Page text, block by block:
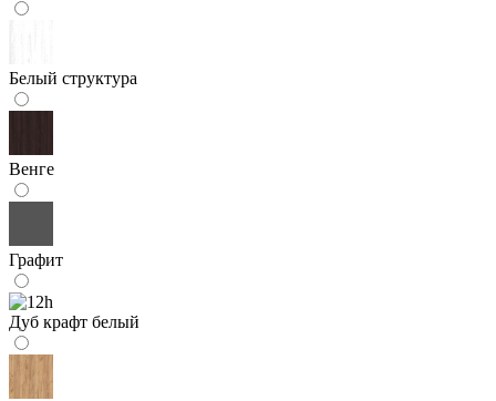
Белый структура
Венге
Графит
Дуб крафт белый